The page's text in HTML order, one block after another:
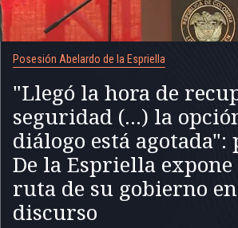
Posesión Abelardo de la Espriella
"Llegó la hora de
seguridad (...) la
diálogo está agotada":
De la Espriella expone
ruta de su gobierno
discurso